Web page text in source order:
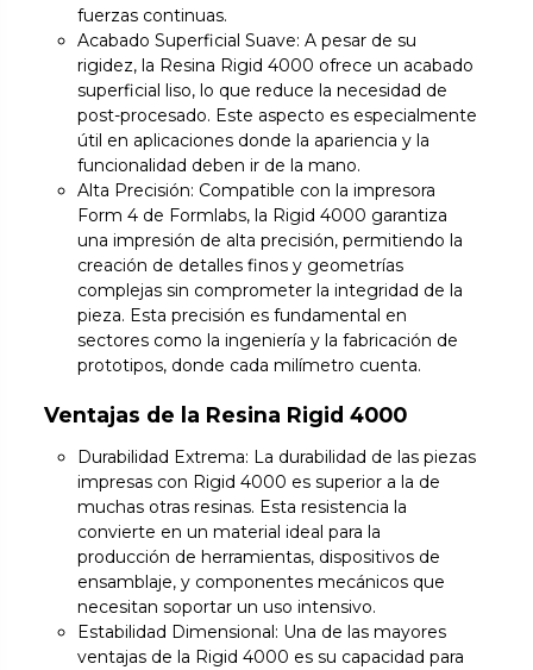
fuerzas continuas.
Acabado Superficial Suave: A pesar de su
rigidez, la Resina Rigid 4000 ofrece un acabado
superficial liso, lo que reduce la necesidad de
post-procesado. Este aspecto es especialmente
útil en aplicaciones donde la apariencia y la
funcionalidad deben ir de la mano.
Alta Precisión: Compatible con la impresora
Form 4 de Formlabs, la Rigid 4000 garantiza
una impresión de alta precisión, permitiendo la
creación de detalles finos y geometrías
complejas sin comprometer la integridad de la
pieza. Esta precisión es fundamental en
sectores como la ingeniería y la fabricación de
prototipos, donde cada milímetro cuenta.
Ventajas de la Resina Rigid 4000
Durabilidad Extrema: La durabilidad de las piezas
impresas con Rigid 4000 es superior a la de
muchas otras resinas. Esta resistencia la
convierte en un material ideal para la
producción de herramientas, dispositivos de
ensamblaje, y componentes mecánicos que
necesitan soportar un uso intensivo.
Estabilidad Dimensional: Una de las mayores
ventajas de la Rigid 4000 es su capacidad para